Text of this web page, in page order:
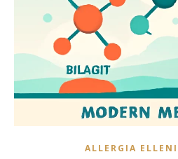
ALLERGIA ELLENI